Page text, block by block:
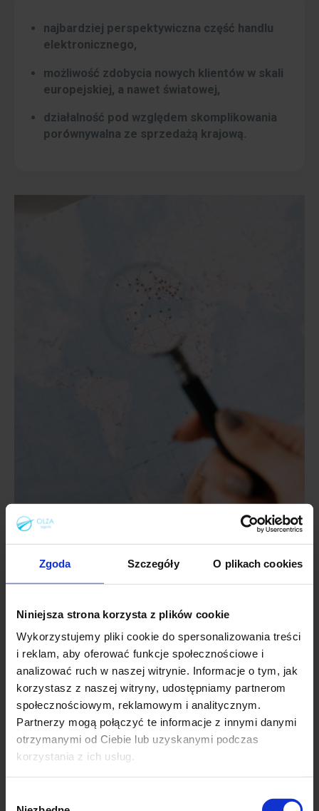
Zgoda Szczegóły O plikach cookies
Niniejsza strona korzysta z plików cookie
Wykorzystujemy pliki cookie do spersonalizowania treści
i reklam, aby oferować funkcje społecznościowe i
analizować ruch w naszej witrynie. Informacje o tym, jak
korzystasz z naszej witryny, udostępniamy partnerom
społecznościowym, reklamowym i analitycznym.
Partnerzy mogą połączyć te informacje z innymi danymi
otrzymanymi od Ciebie lub uzyskanymi podczas
korzystania z ich usług.
najbardziej perspektywiczna część handlu
elektronicznego,
możliwość zdobycia nowych klientów w skali
europejskiej, a nawet światowej,
działalność pod względem skomplikowania
porównywalna ze sprzedażą krajową.
Potrzebujesz więcej
informacji?
Zostaw telefon do siebie,
a odezwiemy się!